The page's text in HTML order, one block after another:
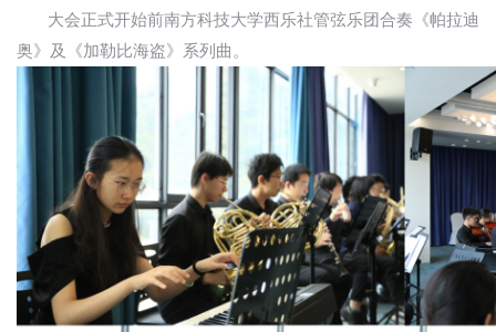
大会正式开始前南方科技大学西乐社管弦乐团合奏《帕拉迪
奥》及《加勒比海盗》系列曲。